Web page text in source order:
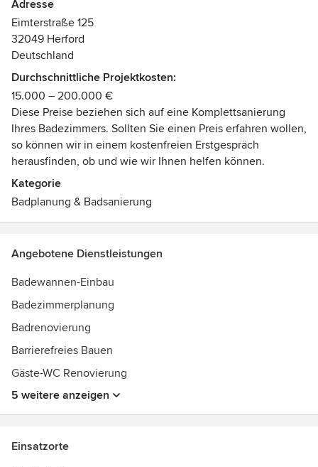
Adresse
Eimterstraße 125
32049 Herford
Deutschland
Durchschnittliche Projektkosten:
15.000 – 200.000 €
Diese Preise beziehen sich auf eine Komplettsanierung
Ihres Badezimmers. Sollten Sie einen Preis erfahren wollen,
so können wir in einem kostenfreien Erstgespräch
herausfinden, ob und wie wir Ihnen helfen können.
Kategorie
Badplanung & Badsanierung
Angebotene Dienstleistungen
Badewannen-Einbau
Badezimmerplanung
Badrenovierung
Barrierefreies Bauen
Gäste-WC Renovierung
5 weitere anzeigen
Einsatzorte